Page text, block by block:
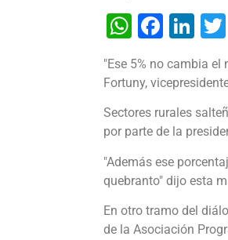
"Ese 5% no cambia
Fortuny,
Sectores rurales
por parte de la
"Además ese
quebranto" dijo esta
En otro tramo del
de la Asociación